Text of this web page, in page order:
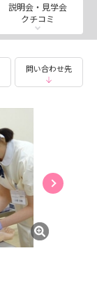
説明会・見学会
クチコミ
問い合わせ先